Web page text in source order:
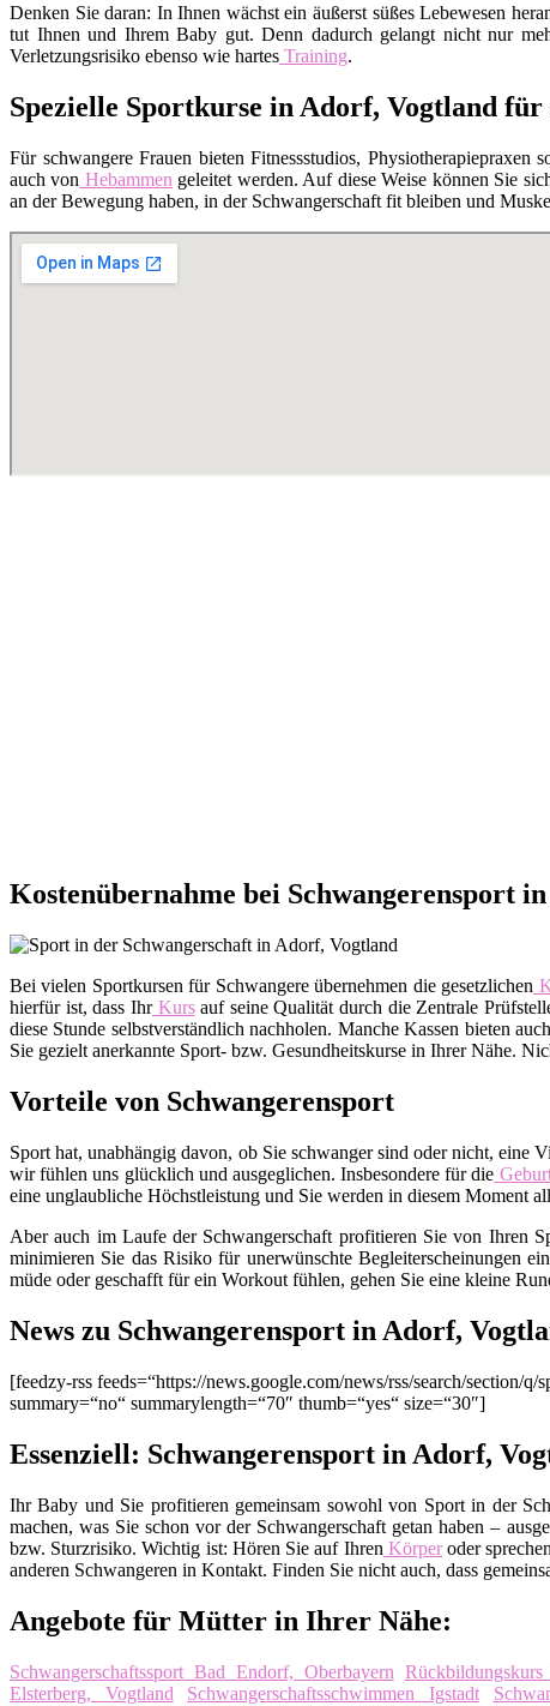
Denken Sie daran: In Ihnen wächst ein äußerst süßes Lebewesen
tut Ihnen und Ihrem Baby gut. Denn dadurch gelangt nicht nur
Verletzungsrisiko ebenso wie hartes Training.
Spezielle Sportkurse in Adorf, Vogtland für
Für schwangere Frauen bieten Fitnessstudios,
auch von Hebammen geleitet werden. Auf diese Weise können Sie
an der Bewegung haben, in der Schwangerschaft fit bleiben und
Kostenübernahme bei Schwangerensport
Bei vielen Sportkursen für Schwangere übernehmen die gesetzlichen
hierfür ist, dass IhrKursauf seine Qualität durch die Zentrale
diese Stunde selbstverständlich nachholen. Manche Kassen bieten
Sie gezielt anerkannte Sport- bzw. Gesundheitskurse in Ihrer Nähe.
Vorteile von Schwangerensport
Sport hat, unabhängig davon, ob Sie schwanger sind oder nicht, eine
wir fühlen uns glücklich und ausgeglichen. Insbesondere für die
eine unglaubliche Höchstleistung und Sie werden in diesem Moment
Aber auch im Laufe der Schwangerschaft profitieren Sie von Ihren
minimieren Sie das Risiko für unerwünschte Begleiterscheinungen
müde oder geschafft für ein Workout fühlen, gehen Sie eine kleine
News zu Schwangerensport in Adorf,
[feedzy-rss feeds=“https://news.google.com/news/rss/search/section/
summary=“no“ summarylength=“70″ thumb=“yes“ size=“30″]
Essenziell: Schwangerensport in Adorf,
Ihr Baby und Sie profitieren gemeinsam sowohl von Sport in der
machen, was Sie schon vor der Schwangerschaft getan haben –
bzw. Sturzrisiko. Wichtig ist: Hören Sie auf Ihren Körperoder
anderen Schwangeren in Kontakt. Finden Sie nicht auch, dass
Angebote für Mütter in Ihrer Nähe:
Schwangerschaftssport Bad Endorf, Oberbayern Rückbildungskurs
Elsterberg, Vogtland
Schwangerschaftsschwimmen Igstadt